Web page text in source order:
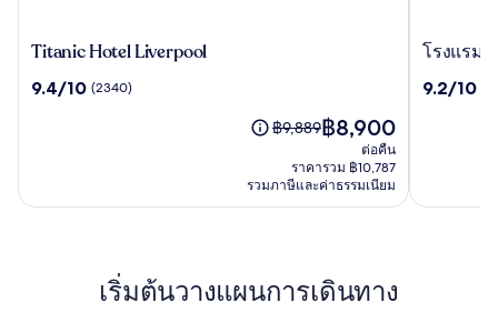
Titanic
Liverpool
Titanic Hotel Liverpool
9.4
9.4/10 (2340)
ราคา
฿9,889
ดู
เกี่ยว
กับ
฿9,889ราคา
ปัจจุบัน
คือ
฿8,900
฿8,900
ต่อคืน
ราคารวม ฿10,787
รวมภาษีและค่าธรรมเนียม
โรงแรม
วนิ
เอ็ม
โรงแรม
9.2
9.2/10
เริ่มต้นวางแผนการเดินทาง